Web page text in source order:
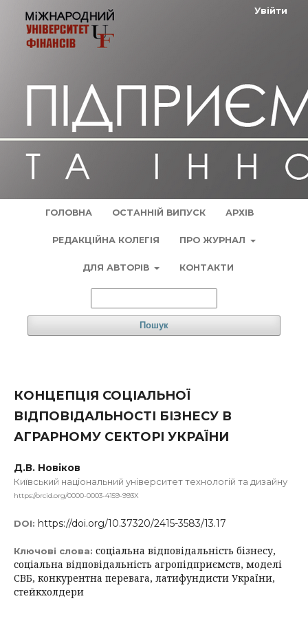
ГОЛОВНА ОСТАННІЙ ВИПУСК АРХІВ
РЕДАКЦІЙНА КОЛЕГІЯ ПРО ЖУРНАЛ
ДЛЯ АВТОРІВ КОНТАКТИ
Пошук
Увійти
КОНЦЕПЦІЯ СОЦІАЛЬНОЇ
ВІДПОВІДАЛЬНОСТІ БІЗНЕСУ В
АГРАРНОМУ СЕКТОРІ УКРАЇНИ
Д.В. Новіков
Київський національний університет технологій та дизайну
https://orcid.org/0000-0003-4159-993X
DOI: https://doi.org/10.37320/2415-3583/13.17
Ключові слова: соціальна відповідальність бізнесу,
соціальна відповідальність агропідприємств, моделі
СВБ, конкурентна перевага, латифундисти України,
стейкхолдери